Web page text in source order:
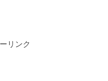
リンク